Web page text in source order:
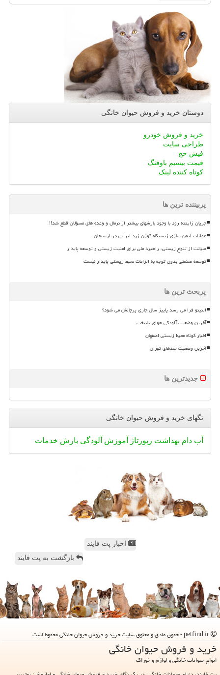
دوستان خرید و فروش حیوان خانگی
خرید و فروش خودرو
طراحی سایت
فیش حج
قیمت بیسیم باوفنگ
کوتاه کننده لینک
پربیننده ترین ها
جریان زاینده رود با وجود بارشهای بیشتر از نرمال و وعده های مسؤلان قطع شد!!
عملیات ایمن سازی زیستگاه گوزن زرد ایرانی در ارسنجان
صیانت از تنوع زیستی، راهبرد ملی برای امنیت زیستی و توسعه پایدار
توسعه صنعتی بدون توجه به الزامات محیط زیستی پایدار نیست
پربحث ترین ها
النینو فرا می رسد پاییز سال جاری پرچالش می شود؟
آخرین وضعیت آلودگی هوای پایتخت
اخبار کوتاه محیط زیستی اصفهان
آخرین وضعیت سدهای تهران
جدیدترین ها
تگهای خرید و فروش حیوان خانگی
آب دام بهداشت رپورتاژ آموزش آلودگی بارش خدمات
اخبار پت فایند
بازگشت به پت فایند
خرید و فروش حیوان خانگی
انواع حیوانات خانگی و لوازم و خوراک